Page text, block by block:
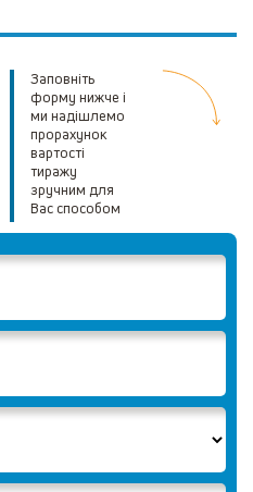
Заповніть
форму нижче і
ми надішлемо
прорахунок
вартості
тиражу
зручним для
Вас способом